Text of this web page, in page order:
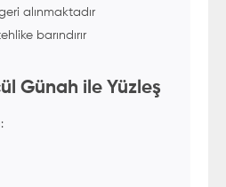
alınmaktadır
barındırır
Günah ile Yüzleş